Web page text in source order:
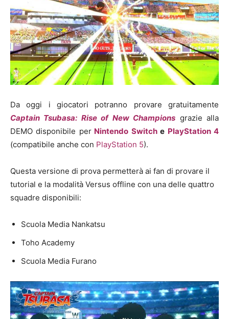
Da oggi i giocatori potranno provare gratuitamente
Captain Tsubasa: Rise of New Champions grazie alla
DEMO disponibile perNintendo Switche PlayStation 4
(compatibile anche con PlayStation 5).
Questa versione di prova permetterà ai fan di provare il
tutorial e la modalità Versus offline con una delle quattro
squadre disponibili:
Scuola Media Nankatsu
Toho Academy
Scuola Media Furano